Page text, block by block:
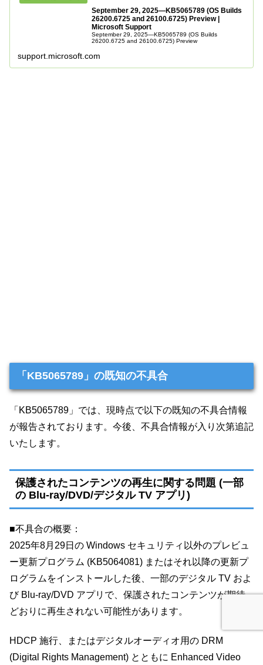
September 29, 2025—KB5065789 (OS Builds
26200.6725 and 26100.6725) Preview |
Microsoft Support
September 29, 2025—KB5065789 (OS Builds
26200.6725 and 26100.6725) Preview
support.microsoft.com
「KB5065789」の既知の不具合
「KB5065789」では、現時点で以下の既知の不具合情報
が報告されております。今後、不具合情報が入り次第追記
いたします。
保護されたコンテンツの再生に関する問題 (一部
の Blu-ray/DVD/デジタル TV アプリ)
■不具合の概要：
2025年8月29日の Windows セキュリティ以外のプレビュ
ー更新プログラム (KB5064081) またはそれ以降の更新プ
ログラムをインストールした後、一部のデジタル TV およ
び Blu-ray/DVD アプリで、保護されたコンテンツが期待
どおりに再生されない可能性があります。
HDCP 施行、またはデジタルオーディオ用の DRM
(Digital Rights Management) とともに Enhanced Video